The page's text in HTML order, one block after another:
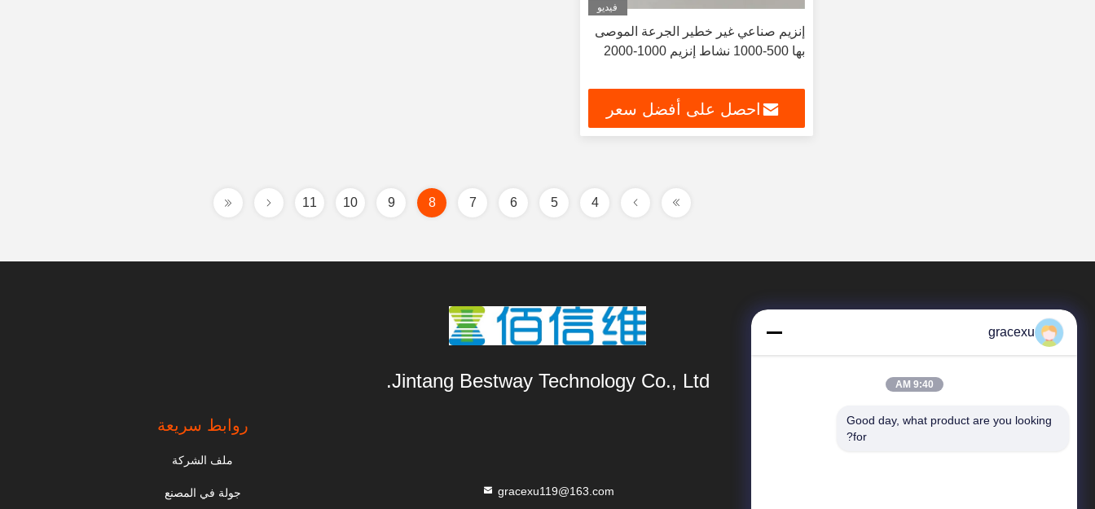
فيديو
إنزيم صناعي غير خطير الجرعة الموصى
بها 500-1000 نشاط إنزيم 1000-2000
احصل على أفضل سعر
4
5
6
7
8
9
10
11
Jintang Bestway Technology Co., Ltd.
المنتجات
gracexu119@163.com
روابط سريعة
ملف الشركة
جولة في المصنع
gracexu
9:40 AM
Good day, what product are you looking
for?